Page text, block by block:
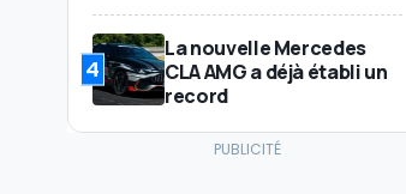
4
La nouvelle Mercedes
CLA AMG a déjà établi un
record